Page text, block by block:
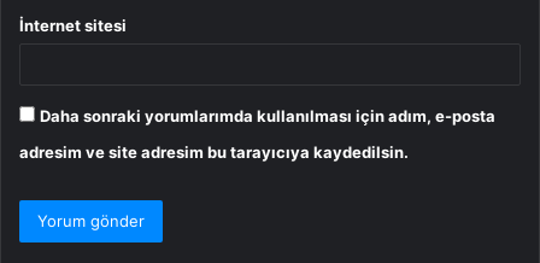
İnternet sitesi
Daha sonraki yorumlarımda kullanılması için adım, e-posta
adresim ve site adresim bu tarayıcıya kaydedilsin.